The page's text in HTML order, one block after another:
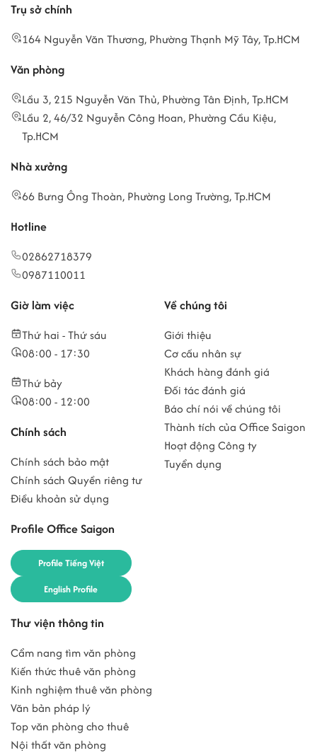
Trụ sở chính
164 Nguyễn Văn Thương, Phường Thạnh Mỹ Tây, Tp.HCM
Văn phòng
Lầu 3, 215 Nguyễn Văn Thủ, Phường Tân Định, Tp.HCM
Lầu 2, 46/32 Nguyễn Công Hoan, Phường Cầu Kiệu,
Tp.HCM
Nhà xưởng
66 Bưng Ông Thoàn, Phường Long Trường, Tp.HCM
Hotline
02862718379
0987110011
Giờ làm việc
Thứ hai - Thứ sáu
08:00 - 17:30
Thứ bảy
08:00 - 12:00
Chính sách
Chính sách bảo mật
Chính sách Quyền riêng tư
Điều khoản sử dụng
Profile Office Saigon
Profile Tiếng Việt
English Profile
Về chúng tôi
Giới thiệu
Cơ cấu nhân sự
Khách hàng đánh giá
Đối tác đánh giá
Báo chí nói về chúng tôi
Thành tích của Office Saigon
Hoạt động Công ty
Tuyển dụng
Thư viện thông tin
Cẩm nang tìm văn phòng
Kiến thức thuê văn phòng
Kinh nghiệm thuê văn phòng
Văn bản pháp lý
Top văn phòng cho thuê
Nội thất văn phòng